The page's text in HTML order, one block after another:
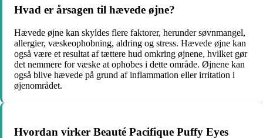
Hvad er årsagen til hævede øjne?
Hævede øjne kan skyldes flere faktorer, herunder søvnmangel,
allergier, væskeophobning, aldring og stress. Hævede øjne kan
også være et resultat af tættere hud omkring øjnene, hvilket gør
det nemmere for væske at ophobes i dette område. Øjnene kan
også blive hævede på grund af inflammation eller irritation i
øjenområdet.
Hvordan virker Beauté Pacifique Puffy Eyes